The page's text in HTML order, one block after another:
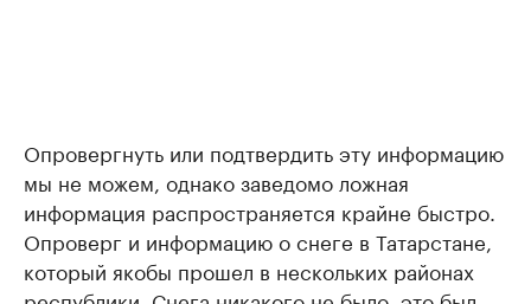
Опровергнуть или подтвердить эту информацию
мы не можем, однако заведомо ложная
информация распространяется крайне быстро.
Опроверг и информацию о снеге в Татарстане,
который якобы прошел в нескольких районах